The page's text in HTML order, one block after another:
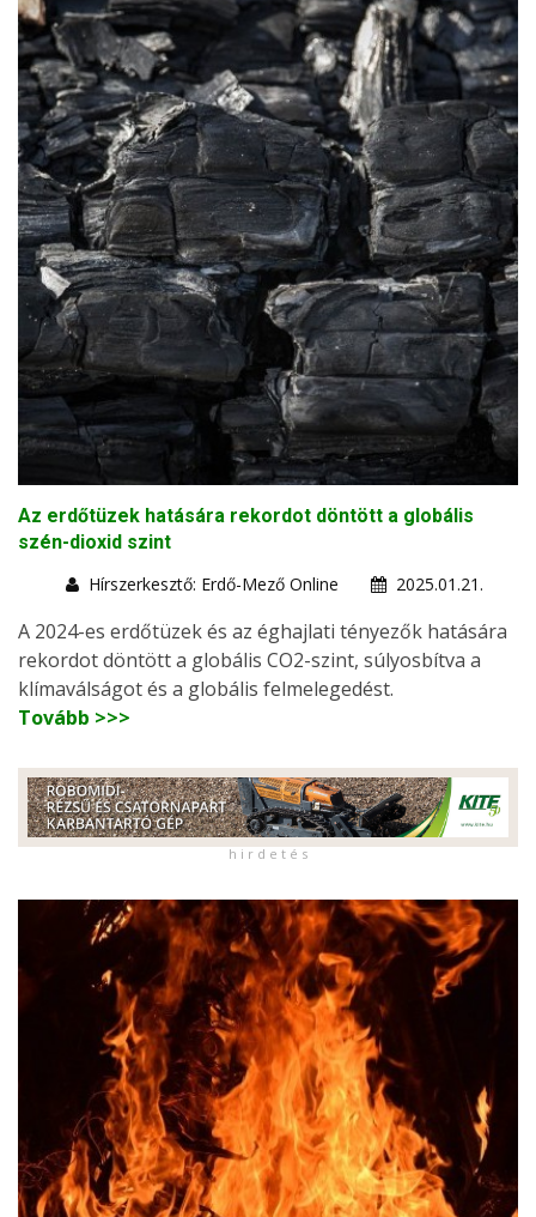
Az erdőtüzek hatására rekordot döntött a globális
szén-dioxid szint
Hírszerkesztő: Erdő-Mező Online
2025.01.21.
A 2024-es erdőtüzek és az éghajlati tényezők hatására
rekordot döntött a globális CO2-szint, súlyosbítva a
klímaválságot és a globális felmelegedést.
Tovább >>>
h i r d e t é s